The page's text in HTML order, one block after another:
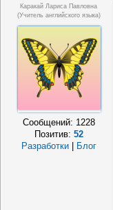
Каракай Лариса Павловна
(учитель английского языка)
Сообщений: 1228
Позитив: 52
Разработки
Блог